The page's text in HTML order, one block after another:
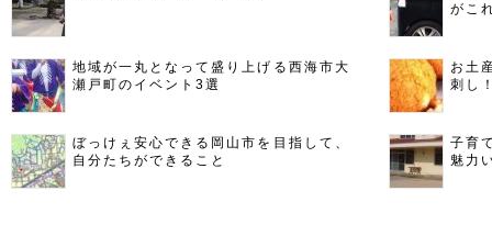
がこ
地域が一丸となって盛り上げる西海市大
瀬戸町のイベント3選
お土
刺し
ぼっけぇ安心できる岡山市を目指して、
自分たちができること
子育
魅力